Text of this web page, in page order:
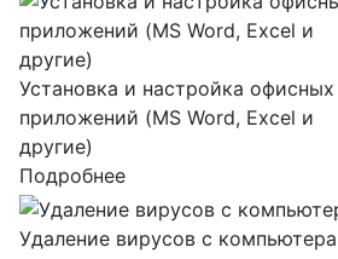
Установка и настройка офисных
приложений (MS Word, Excel и
другие)
Подробнее
Удаление вирусов с компьютера